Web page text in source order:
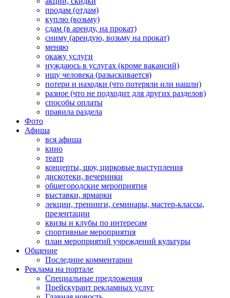
продам (отдам)
куплю (возьму)
сдам (в аренду, на прокат)
сниму (арендую, возьму на прокат)
меняю
окажу услуги
нуждаюсь в услугах (кроме вакансий)
ищу человека (разыскивается)
потери и находки (что потеряли или нашли)
разное (что не подходит для других разделов)
способы оплаты
правила раздела
Фото
Афиша
вся афиша
кино
театр
концерты, шоу, цирковые выступления
дискотеки, вечеринки
общегородские мероприятия
выставки, ярмарки
лекции, тренинги, семинары, мастер-классы,
презентации
квизы и клубы по интересам
спортивные мероприятия
план мероприятий учреждений культуры
Общение
Последние комментарии
Реклама на портале
Специальные предложения
Прейскурант рекламных услуг